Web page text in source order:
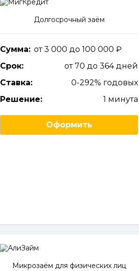
Долгосрочный заём
Сумма: от 3 000 до 100 000
Срок:
от 70 до 364 дней
Ставка:
0-292% годовых
Решение:
1 минута
Оформить
Микрозаём для физических лиц